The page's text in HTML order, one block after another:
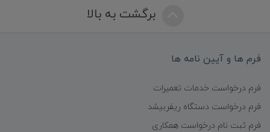
برگشت به بالا
فرم ها و آیین نامه ها
فرم درخواست خدمات تعمیرات
فرم درخواست دستگاه ریفربیشد
فرم ثبت نام درخواست همکاری